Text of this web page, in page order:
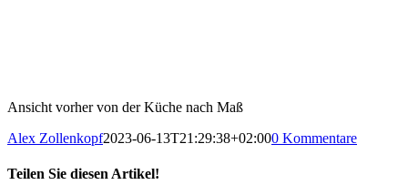
Ansicht vorher von der Küche nach Maß
Alex Zollenkopf2023-06-13T21:29:38+02:000 Kommentare
Teilen Sie diesen Artikel!